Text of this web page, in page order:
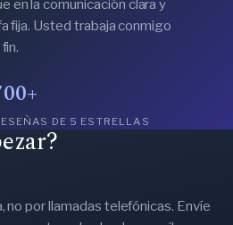
en la comunicación clara y
fija. Usted trabaja conmigo
DE 5 ESTRELLAS
no por llamadas telefónicas. Envíe